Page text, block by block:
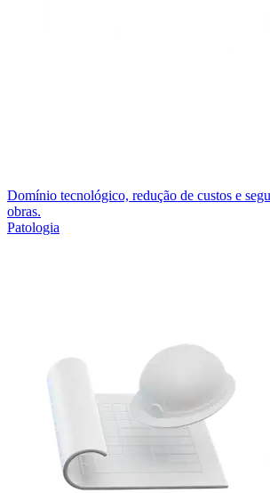
Domínio tecnológico, redução de custos e
obras.
Patologia